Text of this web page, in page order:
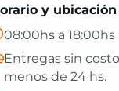
gratis en 24 hs
y ubicación
08:00hs a 18:00hs
Entregas sin
menos de 24 hs.